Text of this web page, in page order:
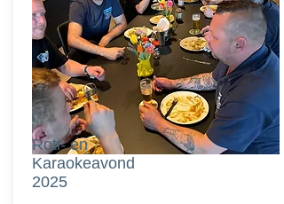
Roti- en
Karaokeavond
2025